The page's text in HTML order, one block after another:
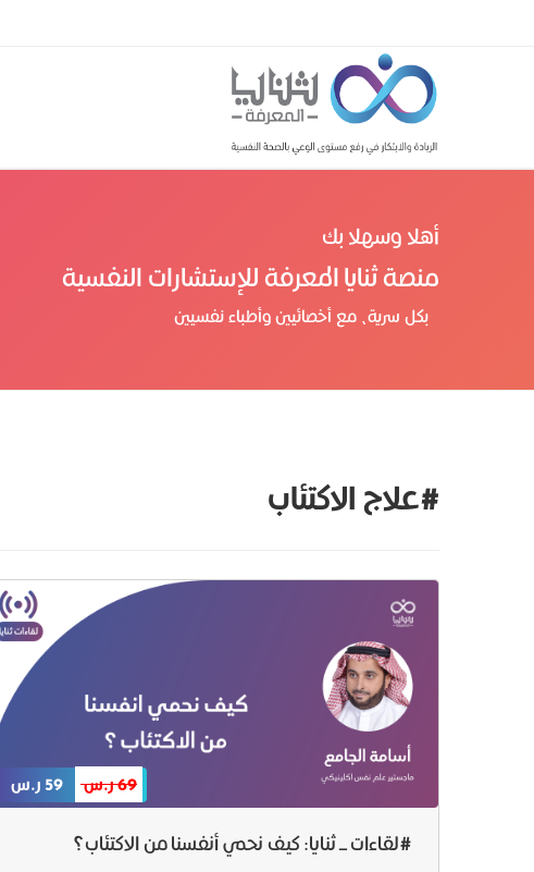
أهلا وسهلا بك
منصة ثنايا المعرفة للإستشارات النفسية
بكل سرية، مع أخصائيين وأطباء نفسيين
#علاج الاكتئاب
69 ر.س 59 ر.س
#لقاءات_ثنايا: كيف نحمي أنفسنا من الاكتئاب؟